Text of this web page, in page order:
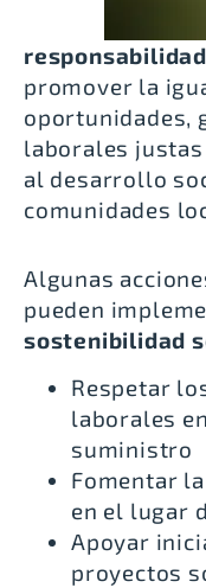
promover la
oportunidades,
laborales
al desarrollo
comunidades
Algunas
pueden
sostenibilidad
Respetar
laborales
suministro
Fomentar
en el lugar
Apoyar
proyectos